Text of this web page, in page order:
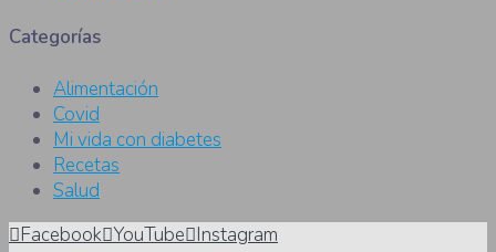
Categorías
Alimentación
Covid
Mi vida con diabetes
Recetas
Salud
Facebook YouTube Instagram